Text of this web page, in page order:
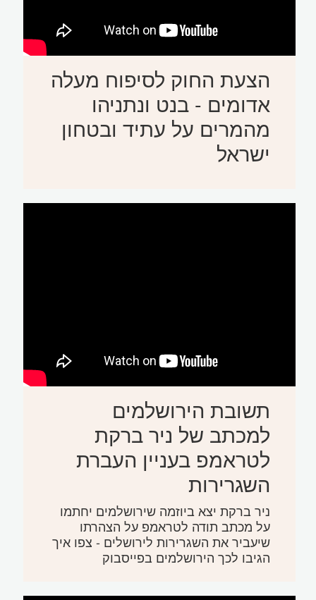
הצעת החוק לסיפוח מעלה
אדומים - בנט ונתניהו
מהמרים על עתיד ובטחון
ישראל
תשובת הירושלמים
למכתב של ניר ברקת
לטראמפ בעניין העברת
השגרירות
ניר ברקת יצא ביוזמה שירושלמים יחתמו
על מכתב תודה לטראמפ על הצהרתו
שיעביר את השגרירות לירושלים - צפו איך
הגיבו לכך הירושלמים בפייסבוק